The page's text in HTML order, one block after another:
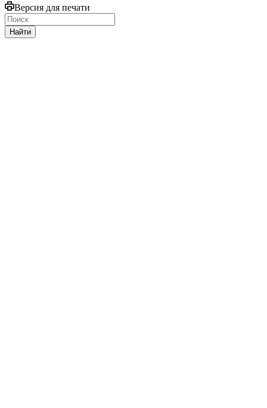
Версия для печати
Найти